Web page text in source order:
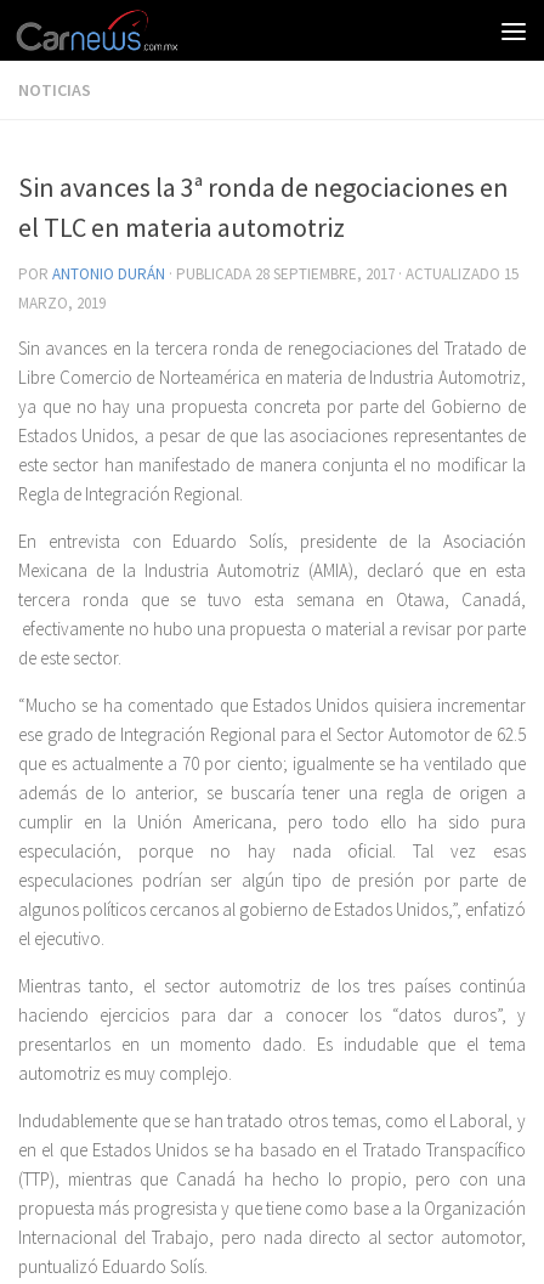
NOTICIAS
Sin avances la 3ª ronda de negociaciones en
el TLC en materia automotriz
POR ANTONIO DURÁN · PUBLICADA 28 SEPTIEMBRE, 2017 · ACTUALIZADO 15
MARZO, 2019
Sin avances en la tercera ronda de renegociaciones del Tratado de
Libre Comercio de Norteamérica en materia de Industria Automotriz,
ya que no hay una propuesta concreta por parte del Gobierno de
Estados Unidos, a pesar de que las asociaciones representantes de
este sector han manifestado de manera conjunta el no modificar la
Regla de Integración Regional.
En entrevista con Eduardo Solís, presidente de la Asociación
Mexicana de la Industria Automotriz (AMIA), declaró que en esta
tercera ronda que se tuvo esta semana en Otawa, Canadá,
efectivamente no hubo una propuesta o material a revisar por parte
de este sector.
“Mucho se ha comentado que Estados Unidos quisiera incrementar
ese grado de Integración Regional para el Sector Automotor de 62.5
que es actualmente a 70 por ciento; igualmente se ha ventilado que
además de lo anterior, se buscaría tener una regla de origen a
cumplir en la Unión Americana, pero todo ello ha sido pura
especulación, porque no hay nada oficial. Tal vez esas
especulaciones podrían ser algún tipo de presión por parte de
algunos políticos cercanos al gobierno de Estados Unidos,”, enfatizó
el ejecutivo.
Mientras tanto, el sector automotriz de los tres países continúa
haciendo ejercicios para dar a conocer los “datos duros”, y
presentarlos en un momento dado. Es indudable que el tema
automotriz es muy complejo.
Indudablemente que se han tratado otros temas, como el Laboral, y
en el que Estados Unidos se ha basado en el Tratado Transpacífico
(TTP), mientras que Canadá ha hecho lo propio, pero con una
propuesta más progresista y que tiene como base a la Organización
Internacional del Trabajo, pero nada directo al sector automotor,
puntualizó Eduardo Solís.